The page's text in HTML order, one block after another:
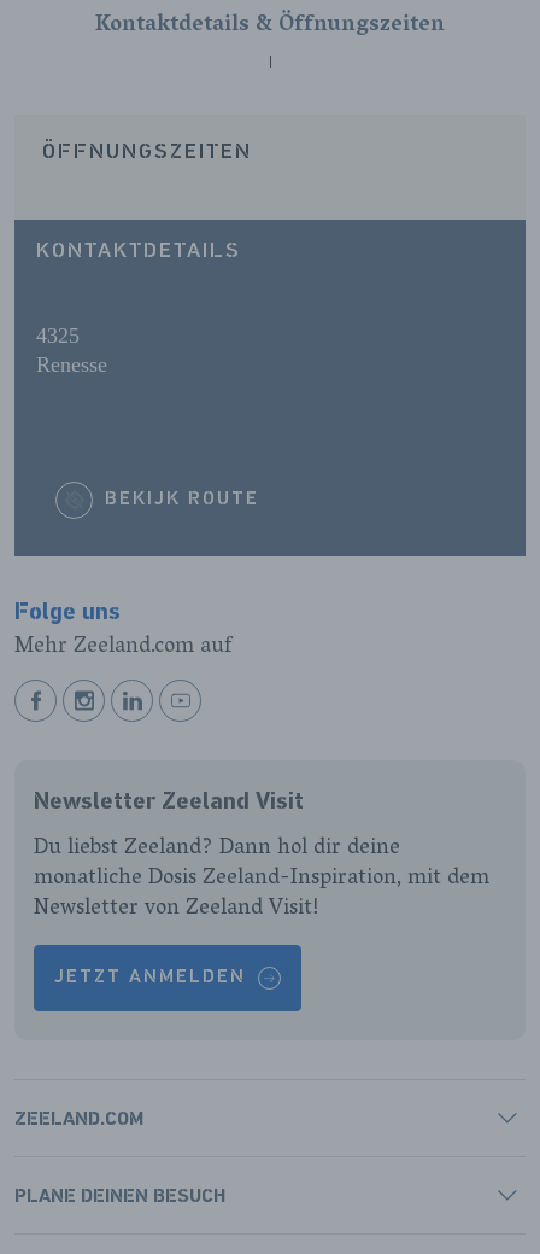
Kontaktdetails & Öffnungszeiten
ÖFFNUNGSZEITEN
KONTAKTDETAILS
4325
Renesse
BEKIJK ROUTE
Folge uns
Mehr Zeeland.com auf
BEKIJK
PAGINA
BEKIJK
PAGINA
BEKIJK
PAGINA
BEKIJK
PAGINA
Newsletter Zeeland Visit
Du liebst Zeeland? Dann hol dir deine
monatliche Dosis Zeeland-Inspiration, mit dem
Newsletter von Zeeland Visit!
JETZT ANMELDEN
ZEELAND.COM
PLANE DEINEN BESUCH